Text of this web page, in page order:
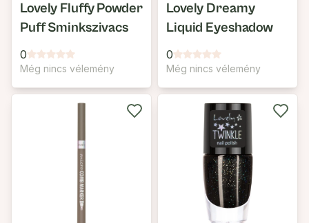
Lovely Fluffy Powder
Puff Sminkszivacs
0
Még nincs vélemény
Lovely Dreamy
Liquid Eyeshadow
0
Még nincs vélemény